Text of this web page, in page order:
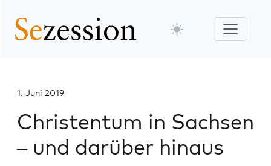
1. Juni 2019
Christentum in Sachsen
– und darüber hinaus